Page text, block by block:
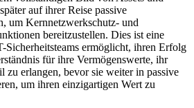
auf ihrer Reise passive
um Kernnetzwerkschutz- und
bereitzustellen. Dies ist eine
Sicherheitsteams ermöglicht, ihren Erfolg
für ihre Vermögenswerte, ihr
zu erlangen, bevor sie weiter in passive
um ihren einzigartigen Wert zu